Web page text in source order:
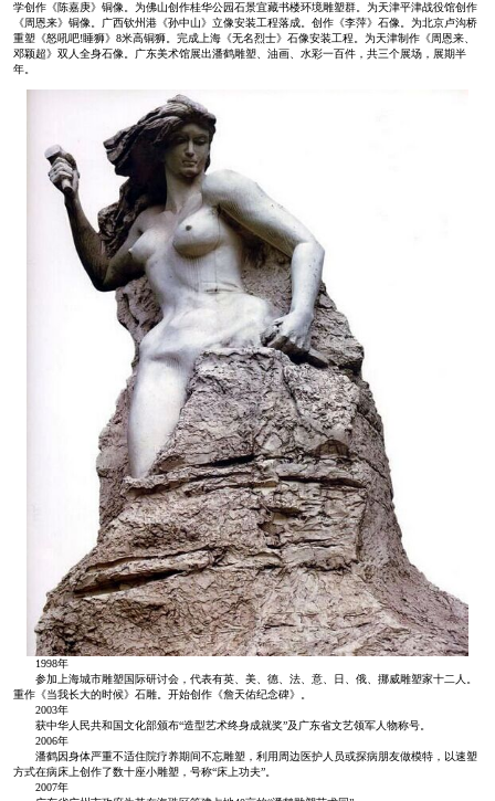
学创作《陈嘉庚》铜像。为佛山创作桂华公园石景宜藏书楼环境雕塑群。为天津平津战役馆创作
《周恩来》铜像。广西钦州港《孙中山》立像安装工程落成。创作《李萍》石像。为北京卢沟桥
重塑《怒吼吧!睡狮》8米高铜狮。完成上海《无名烈士》石像安装工程。为天津制作《周恩来、
邓颖超》双人全身石像。广东美术馆展出潘鹤雕塑、油画、水彩一百件，共三个展场，展期半
年。
1998年
参加上海城市雕塑国际研讨会，代表有英、美、德、法、意、日、俄、挪威雕塑家十二人。
重作《当我长大的时候》石雕。开始创作《詹天佑纪念碑》。
2003年
获中华人民共和国文化部颁布“造型艺术终身成就奖”及广东省文艺领军人物称号。
2006年
潘鹤因身体严重不适住院疗养期间不忘雕塑，利用周边医护人员或探病朋友做模特，以速塑
方式在病床上创作了数十座小雕塑，号称“床上功夫”。
2007年